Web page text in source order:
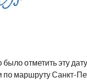
отметить эту
маршруту Санкт-